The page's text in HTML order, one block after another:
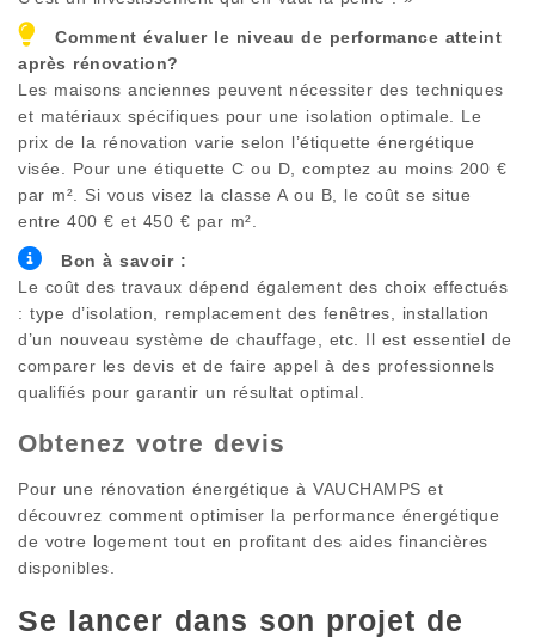
Comment évaluer le niveau de performance atteint
après rénovation?
Les maisons anciennes peuvent nécessiter des techniques
et matériaux spécifiques pour une isolation optimale. Le
prix de la rénovation varie selon l’étiquette énergétique
visée. Pour une étiquette C ou D, comptez au moins 200 €
par m². Si vous visez la classe A ou B, le coût se situe
entre 400 € et 450 € par m².
Bon à savoir :
Le coût des travaux dépend également des choix effectués
: type d’isolation, remplacement des fenêtres, installation
d’un nouveau système de chauffage, etc. Il est essentiel de
comparer les devis et de faire appel à des professionnels
qualifiés pour garantir un résultat optimal.
Obtenez votre devis
Pour une rénovation énergétique à VAUCHAMPS et
découvrez comment optimiser la performance énergétique
de votre logement tout en profitant des aides financières
disponibles.
Se lancer dans son projet de